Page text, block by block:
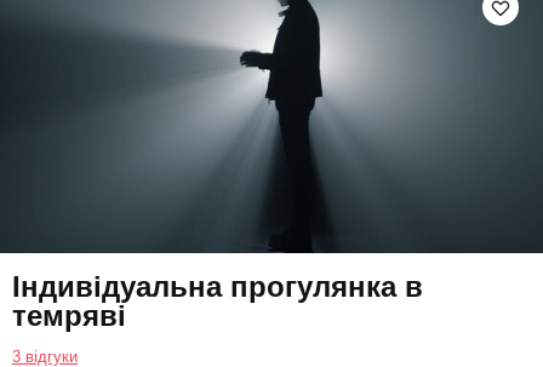
Індивідуальна прогулянка в
темряві
3 відгуки